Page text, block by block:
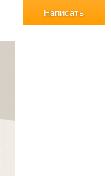
Написать